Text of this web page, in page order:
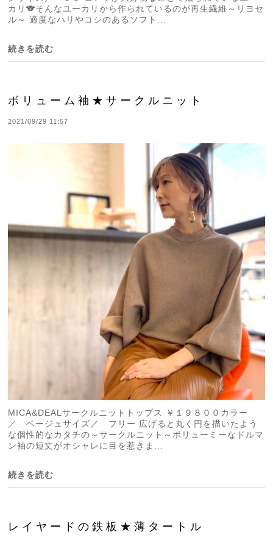
カリ🐨そんなユーカリから作られているのが再生繊維～リヨセ
ル～ 適度なハリやコシのあるソフト...
続きを読む
ボリューム袖★サークルニット
2021/09/29 11:57
MICA&DEALサークルニットトップス ￥１９８００カラー
／ ベージュサイズ／ フリー 広げると丸く円を描いたよう
な個性的なカタチの～サークルニット～ボリューミーなドルマ
ン袖の短丈がオシャレに目を惹きま...
続きを読む
レイヤードの鉄板★薄タートル